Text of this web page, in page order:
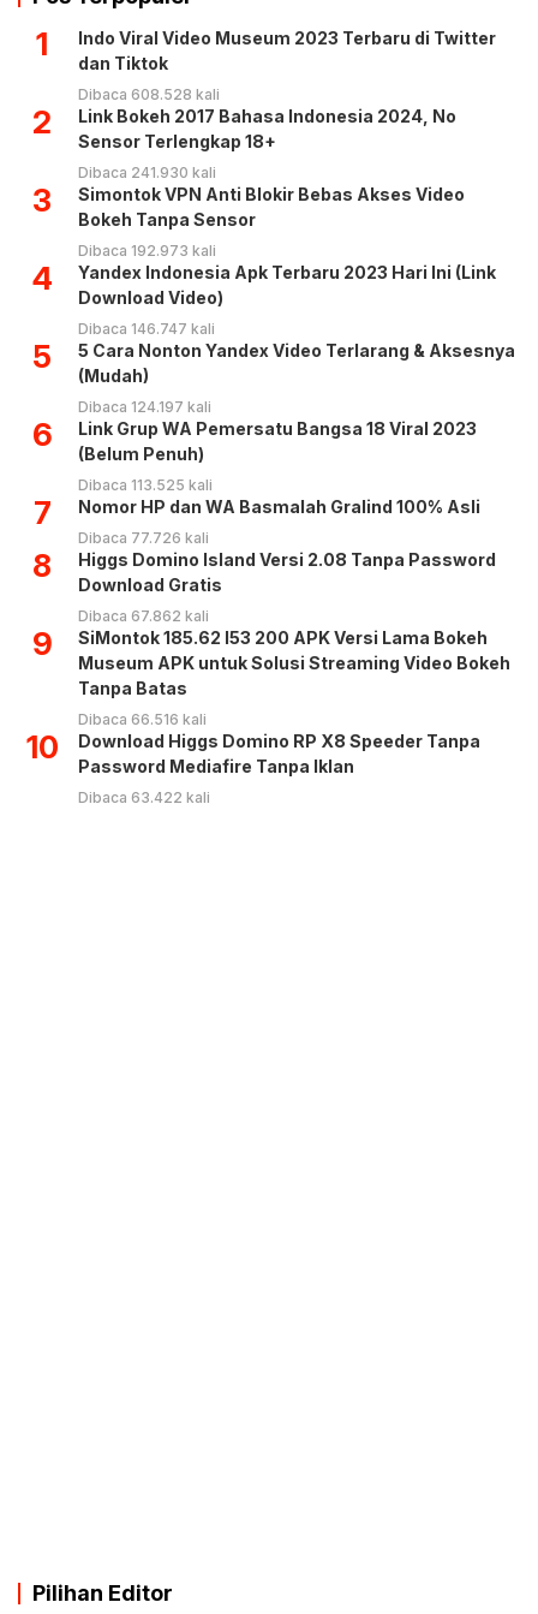
1
Indo Viral Video Museum 2023 Terbaru di Twitter
dan Tiktok
Dibaca 608.528 kali
2
Link Bokeh 2017 Bahasa Indonesia 2024, No
Sensor Terlengkap 18+
Dibaca 241.930 kali
3
Simontok VPN Anti Blokir Bebas Akses Video
Bokeh Tanpa Sensor
Dibaca 192.973 kali
4
Yandex Indonesia Apk Terbaru 2023 Hari Ini (Link
Download Video)
Dibaca 146.747 kali
5
5 Cara Nonton Yandex Video Terlarang & Aksesnya
(Mudah)
Dibaca 124.197 kali
6
Link Grup WA Pemersatu Bangsa 18 Viral 2023
(Belum Penuh)
Dibaca 113.525 kali
7 Nomor HP dan WA Basmalah Gralind 100% Asli
Dibaca 77.726 kali
8
Higgs Domino Island Versi 2.08 Tanpa Password
Download Gratis
Dibaca 67.862 kali
9
SiMontok 185.62 l53 200 APK Versi Lama Bokeh
Museum APK untuk Solusi Streaming Video Bokeh
Tanpa Batas
Dibaca 66.516 kali
10
Download Higgs Domino RP X8 Speeder Tanpa
Password Mediafire Tanpa Iklan
Dibaca 63.422 kali
Pilihan Editor